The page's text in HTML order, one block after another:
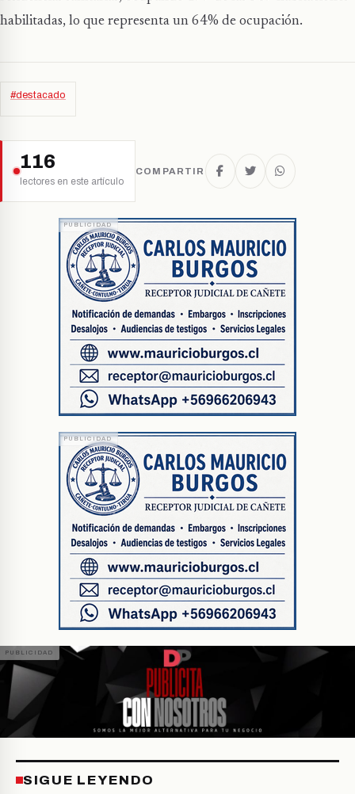
habilitadas, lo que representa un 64% de ocupación.
#destacado
116
lectores en este artículo
COMPARTIR
SIGUE LEYENDO